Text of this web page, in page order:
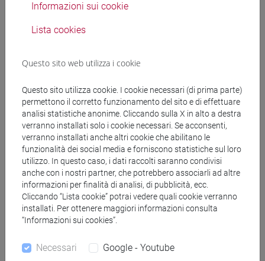
Materiali didattici
Corsi di studio e percorsi
[LM3] LINGUE E LETTERATURE EUROPEE,
AMERICANE E POSTCOLONIALI - Laurea
magistrale (DM270)
english and american studies
[LM5] SCIENZE DEL LINGUAGGIO - Laurea
magistrale (DM270)
english linguistics
Informazioni sui cookie
Lista cookies
Questo sito web utilizza i cookie
Questo sito utilizza cookie. I cookie necessari (di prima parte)
permettono il corretto funzionamento del sito e di effettuare
analisi statistiche anonime. Cliccando sulla X in alto a destra
verranno installati solo i cookie necessari. Se acconsenti,
verranno installati anche altri cookie che abilitano le
funzionalità dei social media e forniscono statistiche sul loro
utilizzo. In questo caso, i dati raccolti saranno condivisi
anche con i nostri partner, che potrebbero associarli ad altre
informazioni per finalità di analisi, di pubblicità, ecc.
Cliccando “Lista cookie” potrai vedere quali cookie verranno
installati. Per ottenere maggiori informazioni consulta
“Informazioni sui cookies”.
Necessari Google - Youtube